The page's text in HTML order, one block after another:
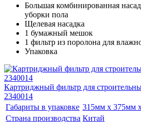
Большая комбинированная
уборки пола
Щелевая насадка
1 бумажный мешок
1 фильтр из поролона для
Упаковка
Картриджный фильтр для
2340014
Габариты в упаковке 315мм x 375мм
Страна производства Китай